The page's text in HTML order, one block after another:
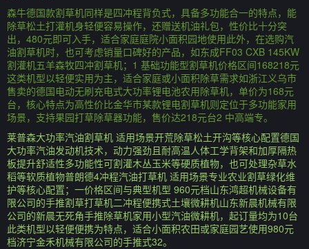
森牛德国款割草机同样是四冲程背负式，具备多功能合一的特点，能
除草松土打灌机身轻便容易操作，还赠送机油礼包，性价比十分突
出，480元即可入手，适合家庭庭院小面积园地使用此外，在选购汽
油割草机时，也可考虑销量口碑好的产品，如东成FF03 CXB 145KW
割灌机五羊森牧四冲割草机；1 基础功能型割草机价格区间168218元
这类机型以轻便实用为主，适合家庭或小面积除草需求如浙江义乌市
售卖的德国电动无刷充电式大功率锂电池农用除草机，单价为168元
台，核心特点为高性价比金华市某款锂电割草机则定位于多功能家用
场景，支持果园打草除草器功能，售价达218元台2 中高端专。
莱普森大功率汽油割草机 适用场景开荒除草松土开沟等核心配置德国
大功率汽油发动机技术，动力强劲且耐高温人体工学背架和加厚隔热
板提升舒适性多功能性可割灌木丛玉米等硬质植物，也可处理杂草水
稻等软质植物普朗德4冲程汽油打草机 适用场景专业农业割草绿化维
护等核心配置；一价格区间与典型机型 960元档山东鸿超机械设备有
限公司的手推割草打草机二冲程便携式土壤微耕机山东新晨机械有限
公司的新晨无死角手推除草机家用小型汽油微耕机，起订量均为10台
此类机型以轻便便携为特点，适合小面积农田或家庭园艺使用980元
档济宁金禾机械有限公司的手推式32。